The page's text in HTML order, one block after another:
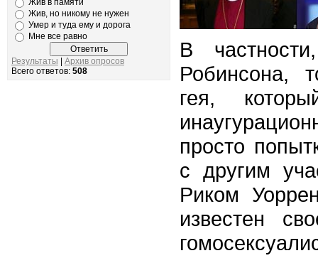
Жив в памяти
Жив, но никому не нужен
Умер и туда ему и дорога
Мне все равно
Результаты
Архив опросов
Всего ответов: 508
В
Робинсона,
гея,
просто
с другим
Риком
известен